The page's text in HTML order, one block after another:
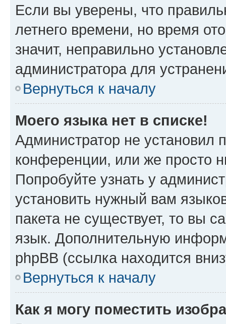
Если вы уверены, что
летнего времени, но время
значит, неправильно
администратора для
Вернуться к началу
Моего языка нет в списке!
Администратор не установил
конференции, или же просто
Попробуйте узнать у
установить нужный вам
пакета не существует, то вы
язык. Дополнительную
phpBB (ссылка находится
Вернуться к началу
Как я могу поместить